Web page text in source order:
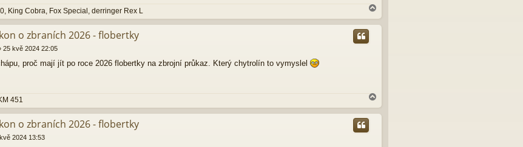
King Cobra, Fox Special, derringer Rex L
a
h
o zbraních 2026 - flobertky
25 kvě 2024 22:05
proč mají jít po roce 2026 flobertky na zbrojní průkaz. Který chytrolín to vymyslel
451
a
h
o zbraních 2026 - flobertky
2024 13:53